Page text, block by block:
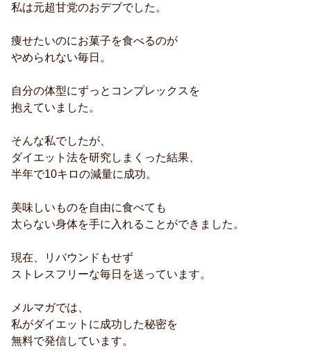
私は元超甘党のおデブでした。
痩せたいのにお菓子を食べるのが
やめられない毎日。
自分の体型にずっとコンプレックスを
抱えていました。
そんな私でしたが、
ダイエット法を研究しまくった結果、
半年で10キロの減量に成功。
美味しいものを自由に食べても
太らない身体を手に入れることができました。
現在、リバウンドもせず
ストレスフリーな毎日を送っています。
メルマガでは、
私がダイエットに成功した秘密を
無料で発信しています。